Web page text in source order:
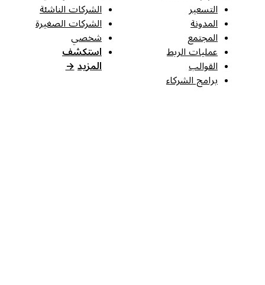
التسعير
المدونة
المجتمع
عمليات الربط
القوالب
برامج الشركاء
الشركات الناشئة
الشركات الصغيرة
شخصي
استكشف
المزيد →